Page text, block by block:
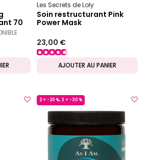
70
Les Secrets de Loly
Soin restructurant Pink
Power Mask
23,00 €
AJOUTER AU PANIER
2 = -20 %, 3 = -30 %